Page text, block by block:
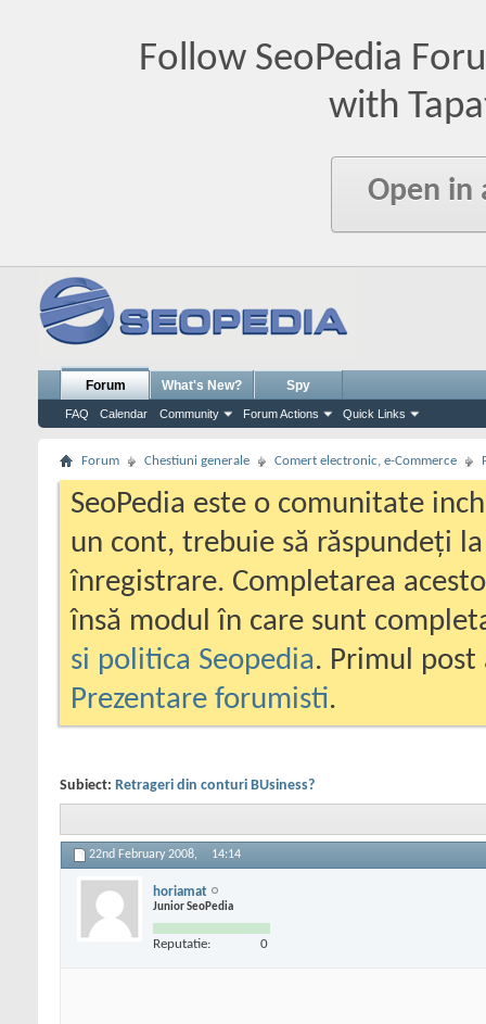
Follow SeoPedia
with
Open in
Forum
FAQ Calendar Community Forum Actions Quick Links
What's New? Spy
Forum Chestiuni generale Comert electronic, e-Commerce
SeoPedia este o comunitate
un cont, trebuie să răspundeți
înregistrare. Completarea
însă modul în care sunt
si politica Seopedia. Primul
Prezentare forumisti.
Subiect: Retrageri din conturi BUsiness?
22nd February 2008, 14:14
horiamat
Junior SeoPedia
Reputatie: 0